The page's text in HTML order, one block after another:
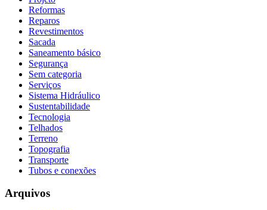
Reformas
Reparos
Revestimentos
Sacada
Saneamento básico
Segurança
Sem categoria
Serviços
Sistema Hidráulico
Sustentabilidade
Tecnologia
Telhados
Terreno
Topografia
Transporte
Tubos e conexões
Arquivos